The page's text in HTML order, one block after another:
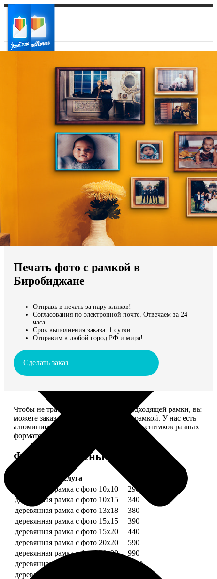
Ваш регион доставки
Выберите из списка:
Мы доставляем по всему миру
Продолжить без города
Печать фото с рамкой в
Биробиджане
Отправь в печать за пару кликов!
Согласования по электронной почте. Отвечаем за 24
часа!
Срок выполнения заказа: 1 сутки
Отправим в любой город РФ и мира!
Сделать заказ
Чтобы не тратить время на поиск подходящей рамки, вы
можете заказать печать фото сразу с рамкой. У нас есть
алюминиевые и деревянные рамки для снимков разных
форматов.
Форматы и цены
Услуга
деревянная рамка с фото 10х10
290
деревянная рамка с фото 10х15
340
деревянная рамка с фото 13х18
380
деревянная рамка с фото 15х15
390
деревянная рамка с фото 15х20
440
деревянная рамка с фото 20х20
590
деревянная рамка с фото 20х30
990
деревянная рамка с фото 30х30
1190
деревянная рамка с фото 30х40